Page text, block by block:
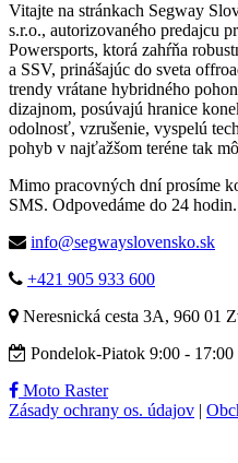
Vitajte na stránkach Segway
s.r.o., autorizovaného predajcu
Powersports, ktorá zahŕňa
a SSV, prinášajúc do sveta
trendy vrátane hybridného
dizajnom, posúvajú hranice
odolnosť, vzrušenie, vyspelú
pohyb v najťažšom teréne tak
Mimo pracovných dní prosíme
SMS. Odpovedáme do 24 hodin.
info@segwayslovensko.sk
+421 905 933 600
Neresnická cesta 3A, 960 01
Pondelok-Piatok 9:00 - 17:00
Moto Raster
Zásady ochrany os. údajov |